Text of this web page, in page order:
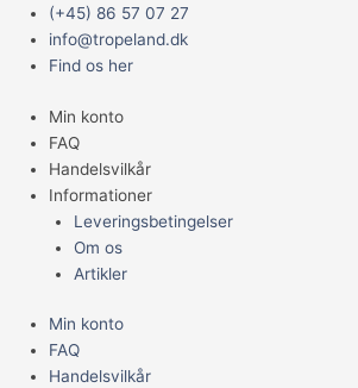
indholdet
(+45) 86 57 07 27
info@tropeland.dk
Find os her
Min konto
FAQ
Handelsvilkår
Informationer
Leveringsbetingelser
Om os
Artikler
Min konto
FAQ
Handelsvilkår
Main
Menu